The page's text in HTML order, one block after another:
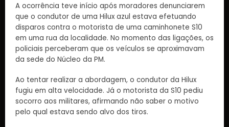
A ocorrência teve início após moradores denunciarem
que o condutor de uma Hilux azul estava efetuando
disparos contra o motorista de uma caminhonete S10
em uma rua da localidade. No momento das ligações, os
policiais perceberam que os veículos se aproximavam
da sede do Núcleo da PM.
Ao tentar realizar a abordagem, o condutor da Hilux
fugiu em alta velocidade. Já o motorista da S10 pediu
socorro aos militares, afirmando não saber o motivo
pelo qual estava sendo alvo dos tiros.